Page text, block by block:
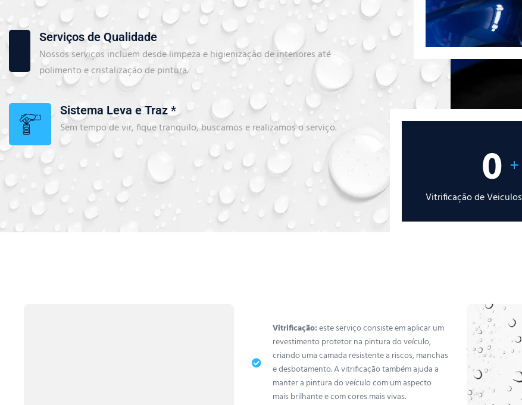
Serviços de Qualidade
Nossos serviços incluem desde limpeza e higienização de interiores até
polimento e cristalização de pintura.
Sistema Leva e Traz *
Sem tempo de vir, fique tranquilo, buscamos e realizamos o serviço.
0 +
Vitrificação de Veiculos
Vitrificação:este serviço consiste em aplicar um
revestimento protetor na pintura do veículo,
criando uma camada resistente a riscos, manchas
e desbotamento. A vitrificação também ajuda a
manter a pintura do veículo com um aspecto
mais brilhante e com cores mais vivas.